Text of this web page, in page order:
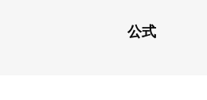
公式